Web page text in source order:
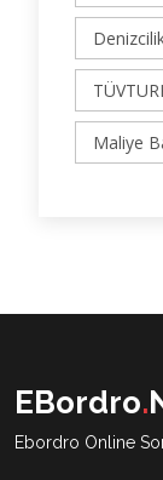
Maliye
EBordro.
Ebordro Online